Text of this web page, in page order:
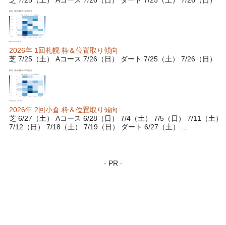
2026年 1回札幌 枠＆位置取り傾向
芝 7/25（土） Aコース 7/26（日） ダート 7/25（土） 7/26（日）
2026年 2回小倉 枠＆位置取り傾向
芝 6/27（土） Aコース 6/28（日） 7/4（土） 7/5（日） 7/11（土）
7/12（日） 7/18（土） 7/19（日） ダート 6/27（土） ...
- PR -